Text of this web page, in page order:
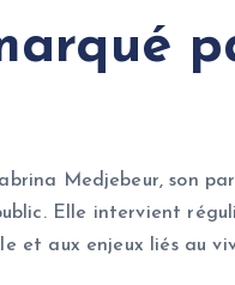
Medjebeur, son
Elle intervient
et aux enjeux liés au